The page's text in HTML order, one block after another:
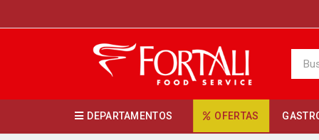
DEPARTAMENTOS OFERTAS